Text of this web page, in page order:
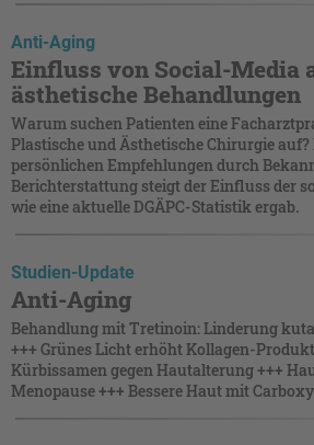
Anti-Aging
Einfluss von Social-Media
ästhetische Behandlungen
Warum suchen Patienten eine
Plastische und Ästhetische Chirurgie auf?
persönlichen Empfehlungen durch
Berichterstattung steigt der Einfluss der
wie eine aktuelle DGÄPC-Statistik ergab.
Studien-Update
Anti-Aging
Behandlung mit Tretinoin: Linderung
+++ Grünes Licht erhöht Kollagen-
Kürbissamen gegen Hautalterung +++
Menopause +++ Bessere Haut mit